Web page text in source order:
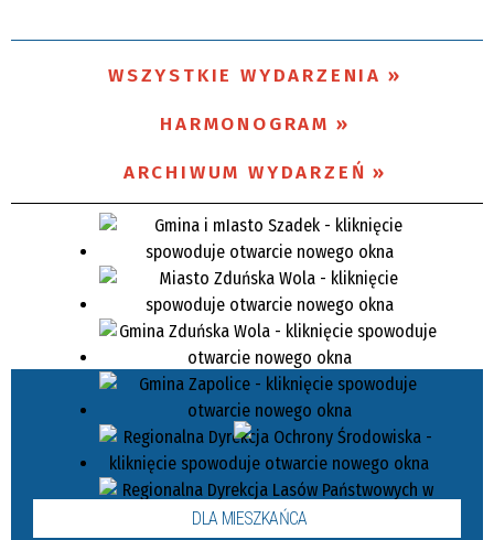
WSZYSTKIE WYDARZENIA
HARMONOGRAM
ARCHIWUM WYDARZEŃ
DLA MIESZKAŃCA